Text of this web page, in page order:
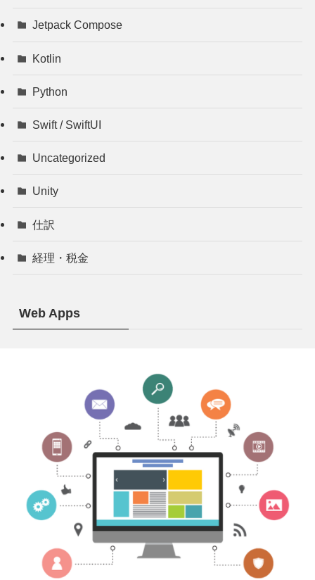
Jetpack Compose
Kotlin
Python
Swift / SwiftUI
Uncategorized
Unity
仕訳
経理・税金
Web Apps